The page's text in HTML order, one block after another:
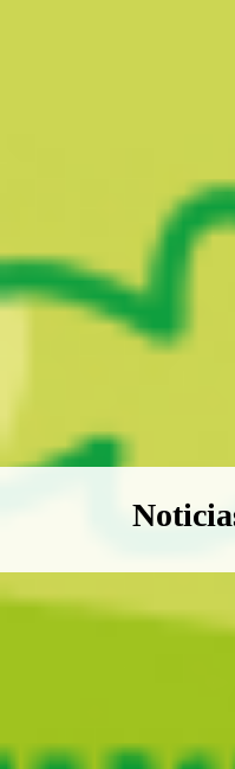
Boletín